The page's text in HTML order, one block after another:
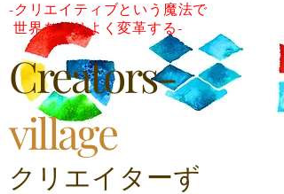
Creators-
village
​クリエイターず
-クリエイティブという魔法で
世界をよりよく変革する-